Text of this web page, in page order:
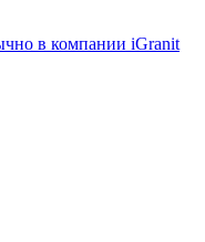
в компании iGranit